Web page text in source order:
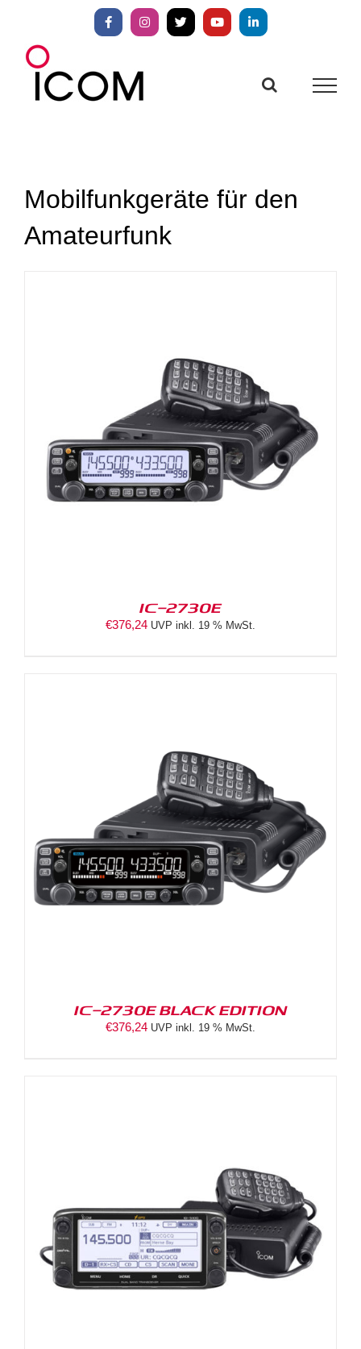
springen
FacebookInstagram
X YouTubeLinkedIn
Mobilfunkgeräte für den
Amateurfunk
IC-2730E
€376,24 UVP inkl. 19 % MwSt.
IC-2730E BLACK EDITION
€376,24 UVP inkl. 19 % MwSt.